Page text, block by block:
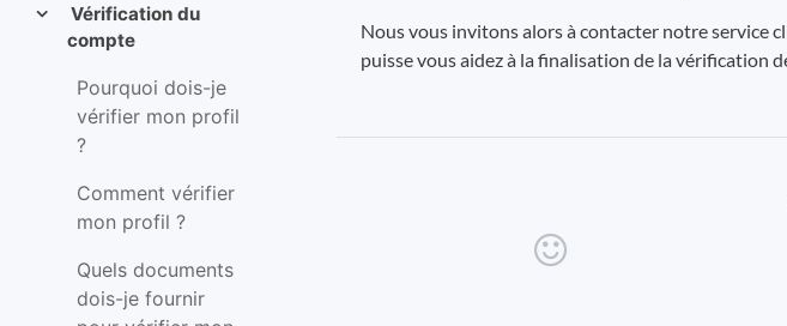
Vérification du
compte
Pourquoi dois-je
vérifier mon profil
?
Comment vérifier
mon profil ?
Quels documents
dois-je fournir
Nous vous invitons alors à contacter notre service
puisse vous aidez à la finalisation de la vérification